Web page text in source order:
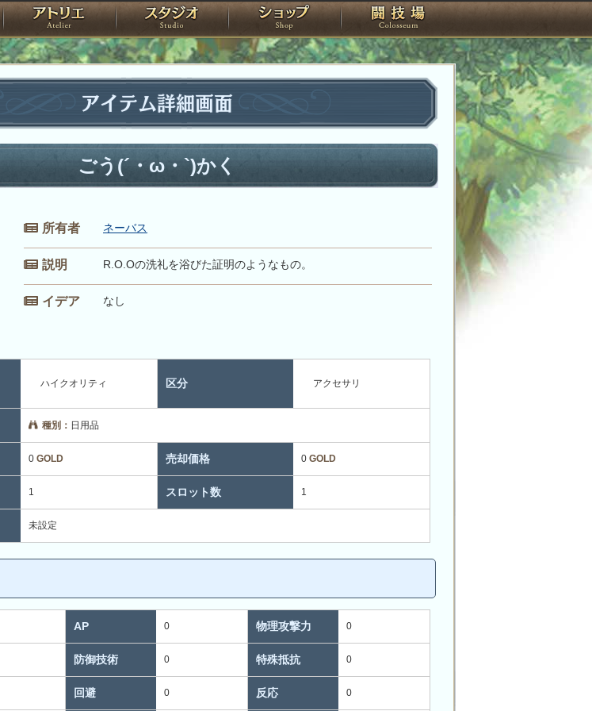
ローレット アトリエ スタジオ ショップ 闘技場
アイテム詳細画面
ごう(´・ω・`)かく
所有者 ネーバス
説明 R.O.Oの洗礼を浴びた証明のようなもの。
イデア なし
ハイクオリティ 区分 アクセサリ
種別： 日用品
0 GOLD 売却価格 0 GOLD
1 スロット数 1
未設定
AP 0 物理攻撃力 0
防御技術 0 特殊抵抗 0
回避 0 反応 0